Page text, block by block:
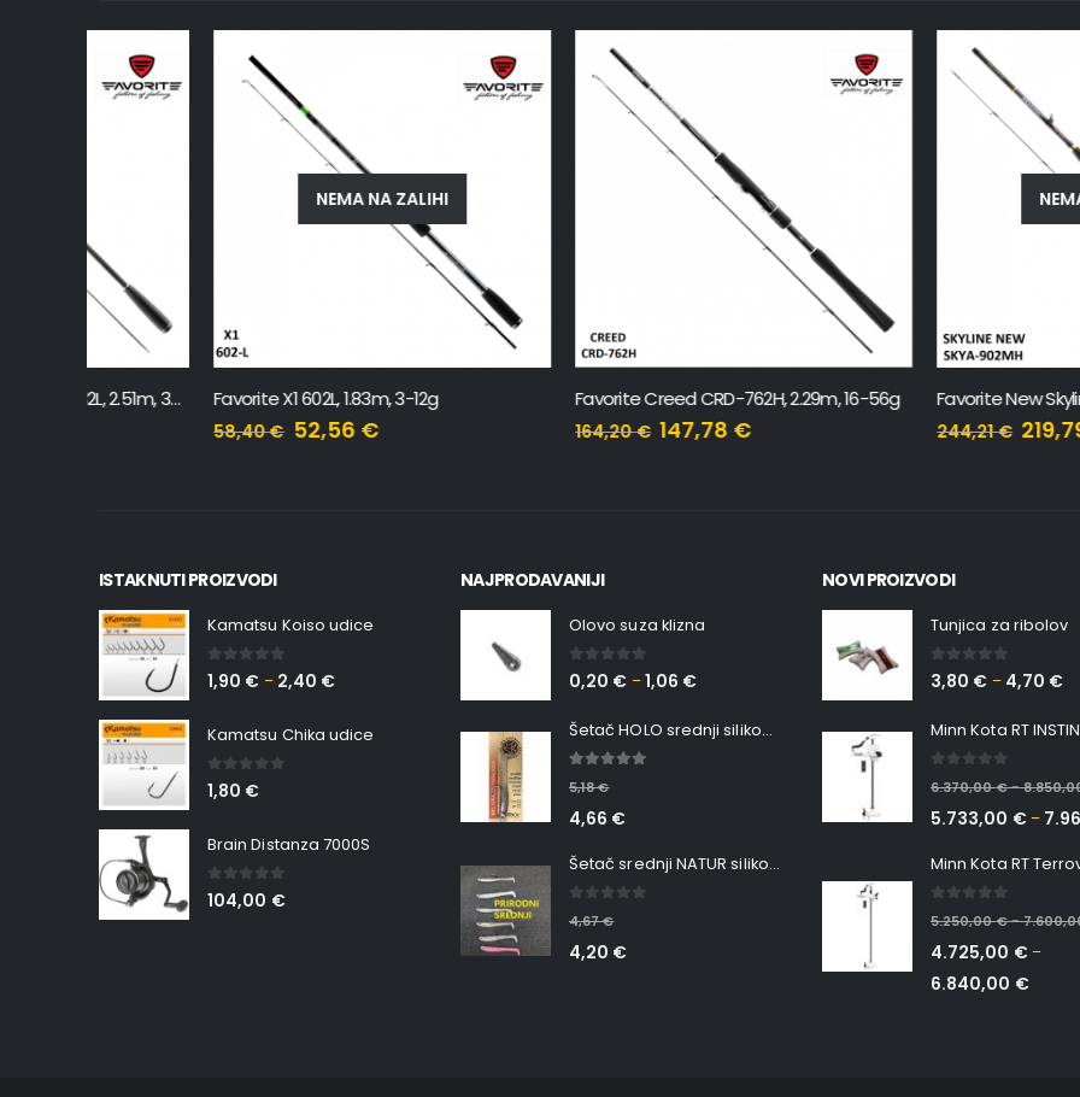
NEMA NA ZALIHI
Favorite X1 602L, 1.83m, 3-12g
52,56€
Favorite Creed CRD-762H, 2.29m, 16-56g
147,78€
NEMA NA ZALIHI
219,79€
ISTAKNUTI PROIZVODI
Kamatsu Koiso udice
0 out of 5
1,90 € – 2,40 €
Kamatsu Chika udice
0 out of 5
1,80 €
Brain Distanza 7000S
0out of 5
104,00 €
NAJPRODAVANIJI
Olovo suza klizna
0 out of 5
0,20 € –1,06 €
Šetač HOLO srednji silikonska Ribica Belgrade Walker
5,18€
4,66 €
Šetač srednji NATUR silikonska ribica Belgrade Walker
4,67€
4,20 €
NOVI PROIZVODI
Tunjica za ribolov
0 out of 5
3,80 € – 4,70 €
6.370,00€–
5.733,00 €–
5.250,00€–
4.725,00 €–
6.840,00 €